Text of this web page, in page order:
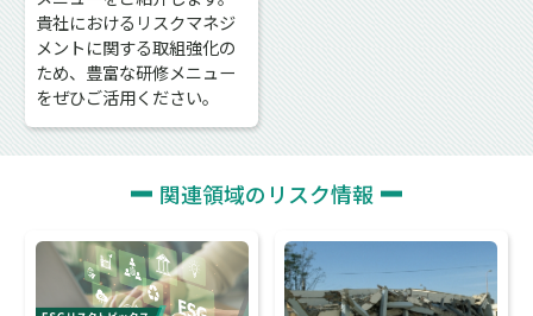
貴社におけるリスクマネジ
メントに関する取組強化の
ため、豊富な研修メニュー
をぜひご活用ください。
関連領域のリスク情報